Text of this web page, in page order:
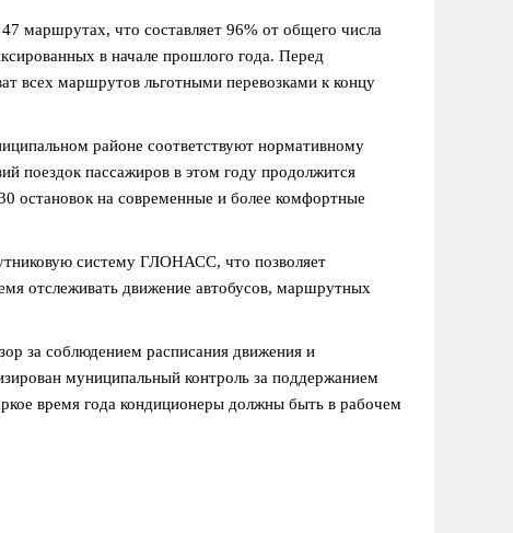
маршрутах, что составляет 96% от общего числа
в начале прошлого года. Перед
всех маршрутов льготными перевозками к концу
районе соответствуют нормативному
поездок пассажиров в этом году продолжится
остановок на современные и более комфортные
систему ГЛОНАСС, что позволяет
отслеживать движение автобусов, маршрутных
за соблюдением расписания движения и
муниципальный контроль за поддержанием
время года кондиционеры должны быть в рабочем